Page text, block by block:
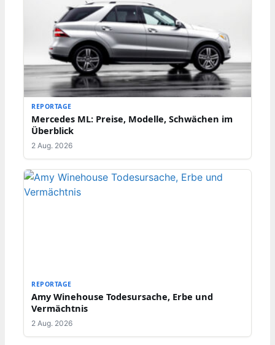
REPORTAGE
Mercedes ML: Preise, Modelle, Schwächen im
Überblick
2 Aug. 2026
REPORTAGE
Amy Winehouse Todesursache, Erbe und
Vermächtnis
2 Aug. 2026